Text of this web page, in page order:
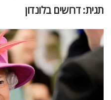
תגית:דרושים בלונדון